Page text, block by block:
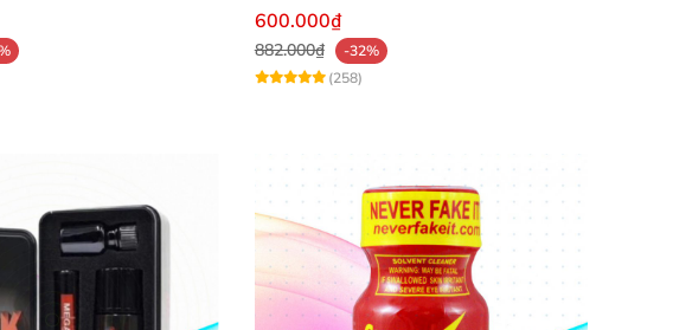
600.000₫
882.000₫
-32%
(258)